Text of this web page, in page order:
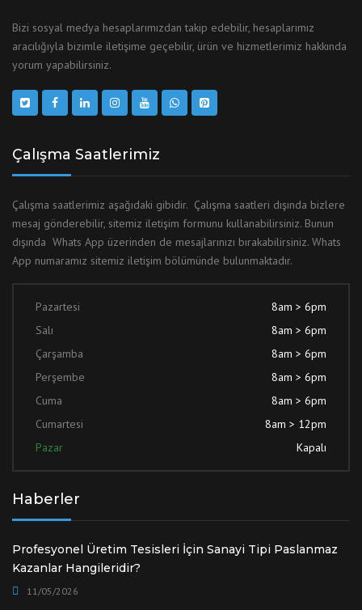
Bizi sosyal medya hesaplarımızdan takip edebilir, hesaplarımız
aracılığıyla bizimle iletişime geçebilir, ürün ve hizmetlerimiz hakkında
yorum yapabilirsiniz.
Çalışma Saatlerimiz
Çalışma saatlerimiz aşağıdaki gibidir. Çalışma saatleri dışında bizlere
mesaj gönderebilir, sitemiz iletişim formunu kullanabilirsiniz. Bunun
dışında Whats App üzerinden de mesajlarınızı bırakabilirsiniz. Whats
App numaramız sitemiz iletişim bölümünde bulunmaktadır.
Pazartesi
8am > 6pm
Salı
8am > 6pm
Çarşamba
8am > 6pm
Perşembe
8am > 6pm
Cuma
8am > 6pm
Cumartesi
8am > 12pm
Pazar
Kapalı
Haberler
Profesyonel Üretim Tesisleri İçin Sanayi Tipi Paslanmaz
Kazanlar Hangileridir?
11/05/2026